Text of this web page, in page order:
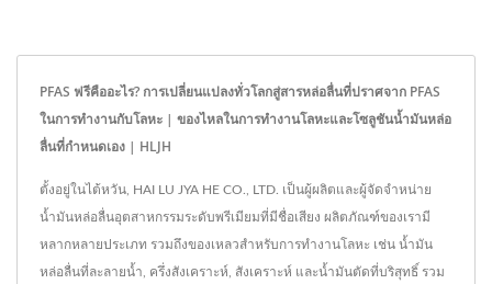
PFAS ฟรีคืออะไร? การเปลี่ยนแปลงทั่วโลกสู่สารหล่อลื่นที่ปราศจาก PFAS
ในการทำงานกับโลหะ | ของไหลในการทำงานโลหะและโซลูชันน้ำมันหล่อ
ลื่นที่กำหนดเอง | HLJH
ตั้งอยู่ในไต้หวัน, HAI LU JYA HE CO., LTD. เป็นผู้ผลิตและผู้จัดจำหน่าย
น้ำมันหล่อลื่นอุตสาหกรรมระดับพรีเมียมที่มีชื่อเสียง ผลิตภัณฑ์ของเรามี
หลากหลายประเภท รวมถึงของเหลวสำหรับการทำงานโลหะ เช่น น้ำมัน
หล่อลื่นที่ละลายน้ำ, ครึ่งสังเคราะห์, สังเคราะห์ และน้ำมันตัดที่บริสุทธิ์ รวม